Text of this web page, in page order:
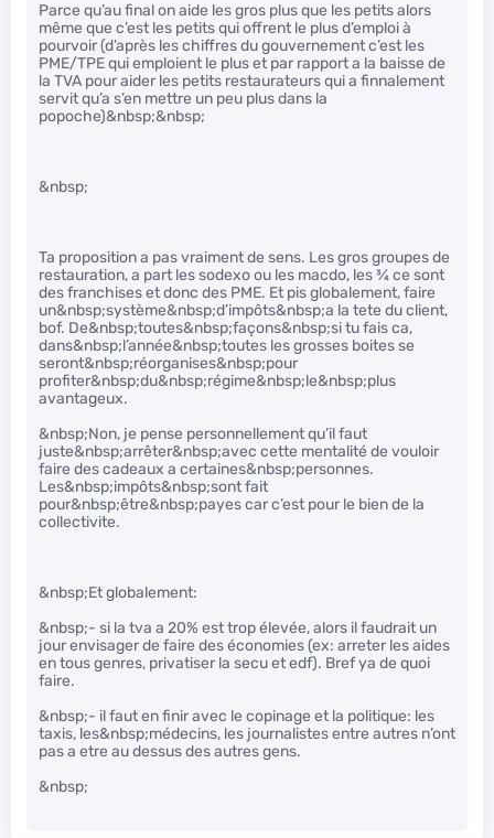
Parce qu’au final on aide les gros plus que les petits alors
même que c’est les petits qui offrent le plus d’emploi à
pourvoir (d’après les chiffres du gouvernement c’est les
PME/TPE qui emploient le plus et par rapport a la baisse de
la TVA pour aider les petits restaurateurs qui a finnalement
servit qu’a s’en mettre un peu plus dans la
popoche)&nbsp;&nbsp;
&nbsp;
Ta proposition a pas vraiment de sens. Les gros groupes de
restauration, a part les sodexo ou les macdo, les3⁄4ce sont
des franchises et donc des PME. Et pis globalement, faire
un&nbsp;système&nbsp;d’impôts&nbsp;a la tete du client,
bof. De&nbsp;toutes&nbsp;façons&nbsp;si tu fais ca,
dans&nbsp;l’année&nbsp;toutes les grosses boites se
seront&nbsp;réorganises&nbsp;pour
profiter&nbsp;du&nbsp;régime&nbsp;le&nbsp;plus
avantageux.
&nbsp;Non, je pense personnellement qu’il faut
juste&nbsp;arrêter&nbsp;avec cette mentalité de vouloir
faire des cadeaux a certaines&nbsp;personnes.
Les&nbsp;impôts&nbsp;sont fait
pour&nbsp;être&nbsp;payes car c’est pour le bien de la
collectivite.
&nbsp;Et globalement:
&nbsp;- si la tva a 20% est trop élevée, alors il faudrait un
jour envisager de faire des économies (ex: arreter les aides
en tous genres, privatiser la secu et edf). Bref ya de quoi
faire.
&nbsp;- il faut en finir avec le copinage et la politique: les
taxis, les&nbsp;médecins, les journalistes entre autres n’ont
pas a etre au dessus des autres gens.
&nbsp;